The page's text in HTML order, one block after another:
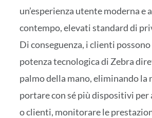
un’esperienza utente moderna e
contempo, elevati standard di
Di conseguenza, i clienti possono
potenza tecnologica di Zebra
palmo della mano, eliminando la
portare con sé più dispositivi per
o clienti, monitorare le